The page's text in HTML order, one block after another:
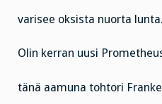
varisee oksista nuorta lunta.
Olin kerran uusi
tänä aamuna tohtori